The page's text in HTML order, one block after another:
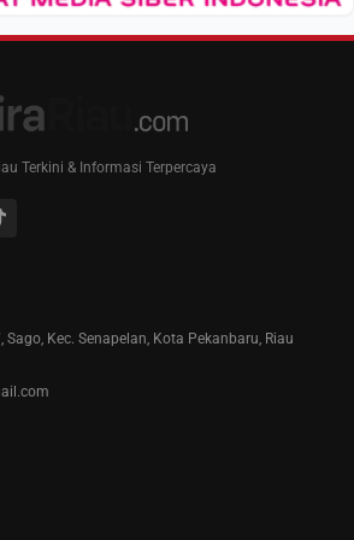
Terkini & Informasi Terpercaya
Sago, Kec. Senapelan, Kota Pekanbaru, Riau